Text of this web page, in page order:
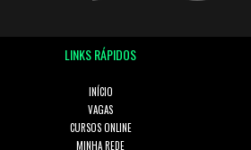
LINKS RÁPIDOS
INÍCIO
VAGAS
CURSOS ONLINE
MINHA REDE